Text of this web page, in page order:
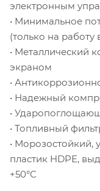
электронным
• Минимальное
(только на работу
• Металлический
экраном
•
• Надежный
•
• Топливный
•
пластик HDPE,
+50°С